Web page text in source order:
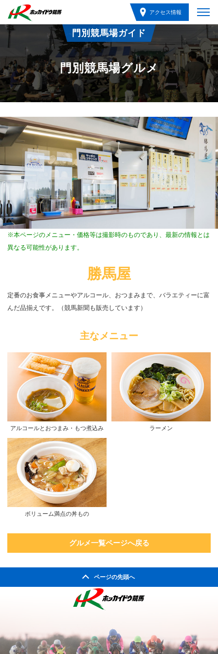
アクセス情報
門別競馬場ガイド
門別競馬場グルメ
※本ページのメニュー・価格等は撮影時のものであり、最新の情報とは
異なる可能性があります。
勝馬屋
定番のお食事メニューやアルコール、おつまみまで、バラエティーに富
んだ品揃えです。（競馬新聞も販売しています）
主なメニュー
アルコールとおつまみ・もつ煮込み ラーメン
ボリューム満点の丼もの
グルメ一覧ページへ戻る
ページの先頭へ